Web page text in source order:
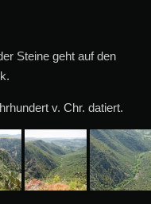
Steine geht auf den
v. Chr. datiert.